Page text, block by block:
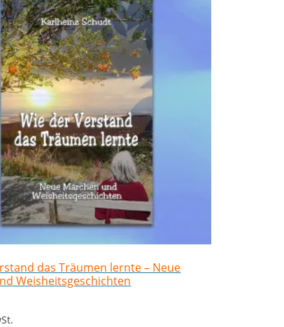
das Träumen lernte – Neue
Weisheitsgeschichten